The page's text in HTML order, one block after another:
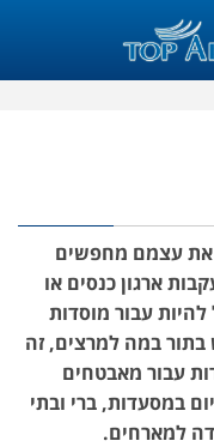
את עצמם מחפשים
ארגון כנסים או
להיות עבור מוסדות
במה למרצים, זה
עבור מאבטחים
במסעדות, ברי ובתי
למארחים.